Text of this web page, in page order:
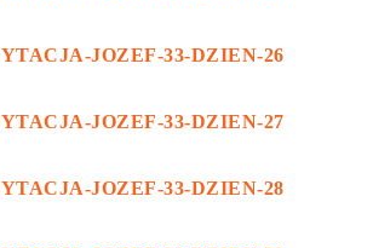
JOZEF-33-DZIEN-26
JOZEF-33-DZIEN-27
JOZEF-33-DZIEN-28